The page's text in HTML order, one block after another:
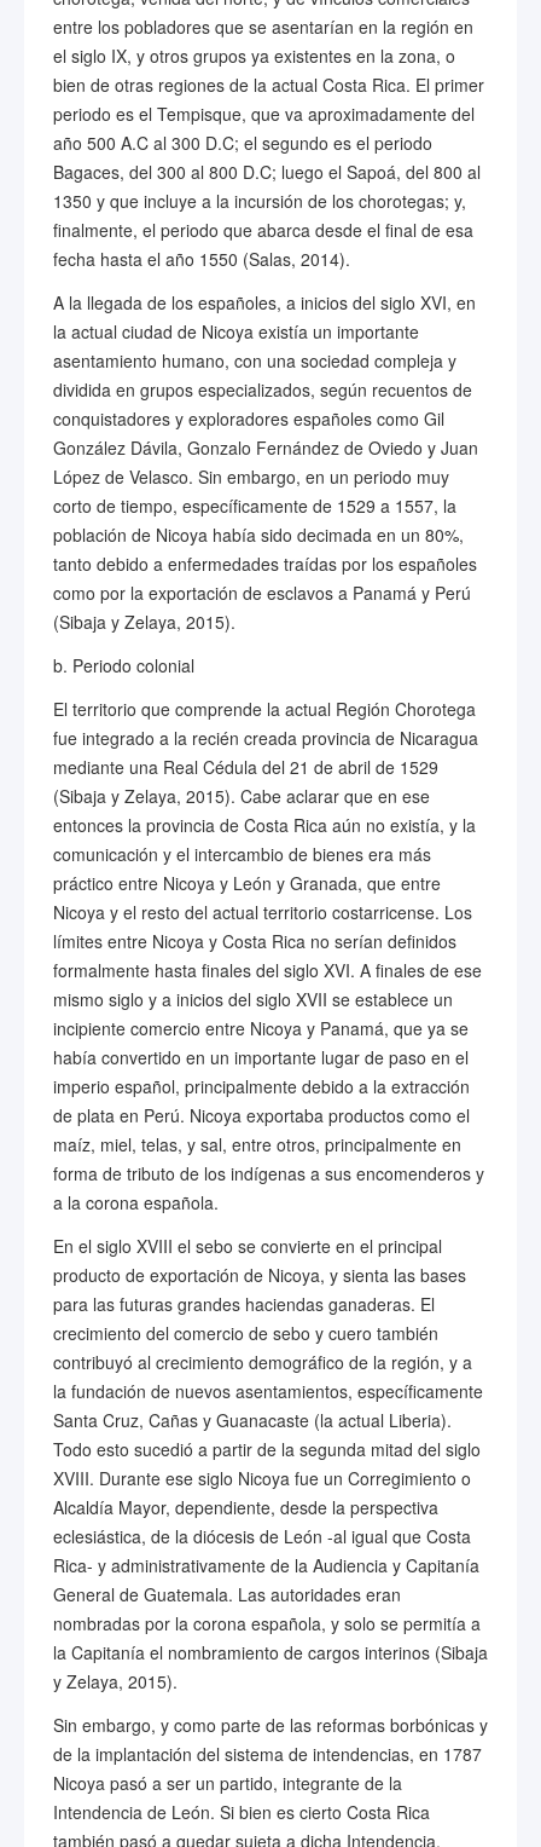
entre los pobladores que se asentarían en la región en
el siglo IX, y otros grupos ya existentes en la zona, o
bien de otras regiones de la actual Costa Rica. El primer
periodo es el Tempisque, que va aproximadamente del
año 500 A.C al 300 D.C; el segundo es el periodo
Bagaces, del 300 al 800 D.C; luego el Sapoá, del 800 al
1350 y que incluye a la incursión de los chorotegas; y,
finalmente, el periodo que abarca desde el final de esa
fecha hasta el año 1550 (Salas, 2014).
A la llegada de los españoles, a inicios del siglo XVI, en
la actual ciudad de Nicoya existía un importante
asentamiento humano, con una sociedad compleja y
dividida en grupos especializados, según recuentos de
conquistadores y exploradores españoles como Gil
González Dávila, Gonzalo Fernández de Oviedo y Juan
López de Velasco. Sin embargo, en un periodo muy
corto de tiempo, específicamente de 1529 a 1557, la
población de Nicoya había sido decimada en un 80%,
tanto debido a enfermedades traídas por los españoles
como por la exportación de esclavos a Panamá y Perú
(Sibaja y Zelaya, 2015).
b. Periodo colonial
El territorio que comprende la actual Región Chorotega
fue integrado a la recién creada provincia de Nicaragua
mediante una Real Cédula del 21 de abril de 1529
(Sibaja y Zelaya, 2015). Cabe aclarar que en ese
entonces la provincia de Costa Rica aún no existía, y la
comunicación y el intercambio de bienes era más
práctico entre Nicoya y León y Granada, que entre
Nicoya y el resto del actual territorio costarricense. Los
límites entre Nicoya y Costa Rica no serían definidos
formalmente hasta finales del siglo XVI. A finales de ese
mismo siglo y a inicios del siglo XVII se establece un
incipiente comercio entre Nicoya y Panamá, que ya se
había convertido en un importante lugar de paso en el
imperio español, principalmente debido a la extracción
de plata en Perú. Nicoya exportaba productos como el
maíz, miel, telas, y sal, entre otros, principalmente en
forma de tributo de los indígenas a sus encomenderos y
a la corona española.
En el siglo XVIII el sebo se convierte en el principal
producto de exportación de Nicoya, y sienta las bases
para las futuras grandes haciendas ganaderas. El
crecimiento del comercio de sebo y cuero también
contribuyó al crecimiento demográfico de la región, y a
la fundación de nuevos asentamientos, específicamente
Santa Cruz, Cañas y Guanacaste (la actual Liberia).
Todo esto sucedió a partir de la segunda mitad del siglo
XVIII. Durante ese siglo Nicoya fue un Corregimiento o
Alcaldía Mayor, dependiente, desde la perspectiva
eclesiástica, de la diócesis de León -al igual que Costa
Rica- y administrativamente de la Audiencia y Capitanía
General de Guatemala. Las autoridades eran
nombradas por la corona española, y solo se permitía a
la Capitanía el nombramiento de cargos interinos (Sibaja
y Zelaya, 2015).
Sin embargo, y como parte de las reformas borbónicas y
de la implantación del sistema de intendencias, en 1787
Nicoya pasó a ser un partido, integrante de la
Intendencia de León. Si bien es cierto Costa Rica
también pasó a quedar sujeta a dicha Intendencia,